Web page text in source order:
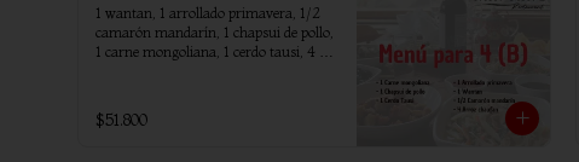
1 wantan, 1 arrollado primavera, 1/2
camarón mandarín, 1 chapsui de pollo,
1 carne mongoliana, 1 cerdo tausi, 4
$51.800